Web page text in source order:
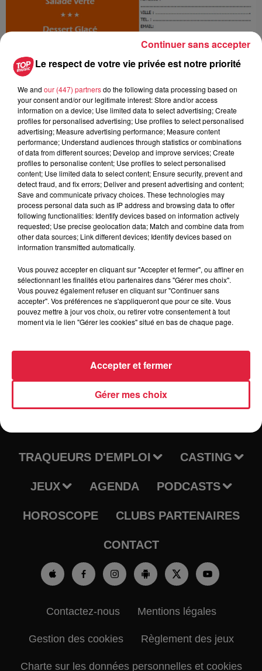
Ajouter à votre calendrier
Date
du7 mars 2020 à 0h00
au 7 mars 2020 à 0h00
Lieu EBERSHEIM (67)
Tarif Gratuit
TRAQUEURS D'EMPLOI CASTING
JEUX AGENDA PODCASTS
HOROSCOPE CLUBS PARTENAIRES
CONTACT
Contactez-nous Mentions légales
Gestion des cookies Règlement des jeux
Charte sur les données personnelles et cookies
Le respect de votre vie privée est notre priorité
We and our (447) partnersdo the following data processing based on
your consent and/or our legitimate interest: Store and/or access
information on a device; Use limited data to select advertising; Create
profiles for personalised advertising; Use profiles to select personalised
advertising; Measure advertising performance; Measure content
performance; Understand audiences through statistics or combinations
of data from different sources; Develop and improve services; Create
profiles to personalise content; Use profiles to select personalised
content; Use limited data to select content; Ensure security, prevent and
detect fraud, and fix errors; Deliver and present advertising and content;
Save and communicate privacy choices. These technologies may
process personal data such as IP address and browsing data to offer
following functionalities: Identify devices based on information actively
requested; Use precise geolocation data; Match and combine data from
other data sources; Link different devices; Identify devices based on
information transmitted automatically.
Vous pouvez accepter en cliquant sur "Accepter et fermer", ou affiner en
sélectionnant les finalités et/ou partenaires dans "Gérer mes choix".
Vous pouvez également refuser en cliquant sur "Continuer sans
accepter". Vos préférences ne s'appliqueront que pour ce site. Vous
pouvez mettre à jour vos choix, ou retirer votre consentement à tout
moment via le lien "Gérer les cookies" situé en bas de chaque page.
Gérer mes choix
Accepter et fermer
Continuer sans accepter